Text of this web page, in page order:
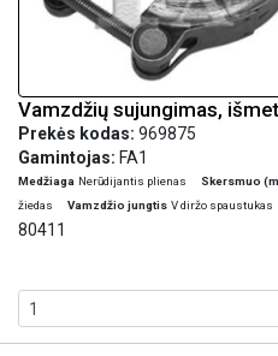
Vamzdžių sujungimas,
Prekės kodas: 969875
Gamintojas: FA1
Medžiaga Nerūdijantis plienas Skersmuo
žiedas
Vamzdžio jungtis V diržo spaustukas
80411